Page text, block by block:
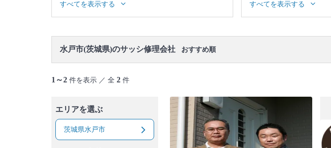
かすみがうら市
桜川市
すべてを表示する
せてサッシ修理・交換を
すべてを表示する
水戸市(茨城県)のサッシ修理会社 おすすめ順
1～2 件を表示 ／ 全 2 件
エリアを選ぶ
茨城県水戸市